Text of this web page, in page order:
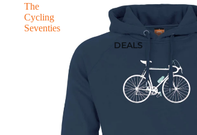
DEALS
The
Cycling
Seventies